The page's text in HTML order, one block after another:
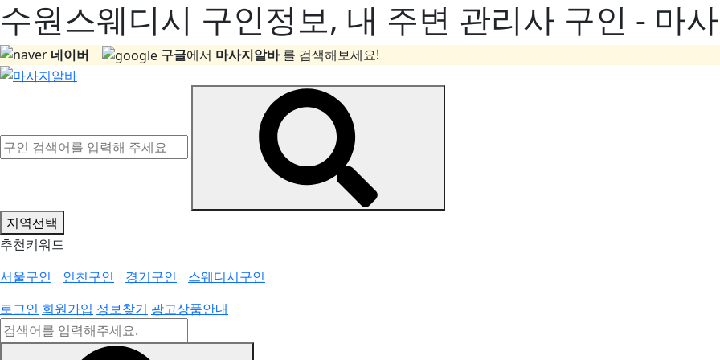
수원스웨디시 구인정보, 내 주변 관리사 구인 - 마
네이버 구글에서 마사지알바를 검색해보세요!
지역선택
추천키워드
서울구인
인천구인 경기구인
스웨디시구인
로그인 회원가입 정보찾기 광고상품안내